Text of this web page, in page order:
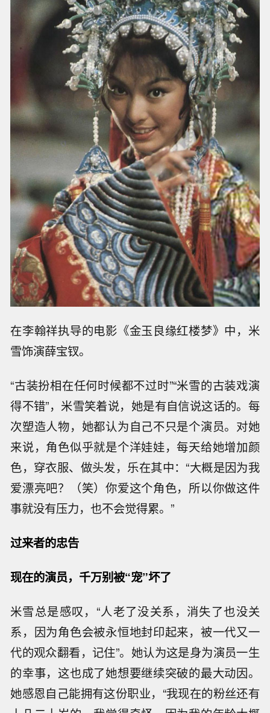
在李翰祥执导的电影《金玉良缘红楼梦》中，米
雪饰演薛宝钗。
“古装扮相在任何时候都不过时”“米雪的古装戏演
得不错”，米雪笑着说，她是有自信说这话的。每
次塑造人物，她都认为自己不只是个演员。对她
来说，角色似乎就是个洋娃娃，每天给她增加颜
色，穿衣服、做头发，乐在其中：“大概是因为我
爱漂亮吧？（笑）你爱这个角色，所以你做这件
事就没有压力，也不会觉得累。”
过来者的忠告
现在的演员，千万别被“宠”坏了
米雪总是感叹，“人老了没关系，消失了也没关
系，因为角色会被永恒地封印起来，被一代又一
代的观众翻看，记住”。她认为这是身为演员一生
的幸事，这也成了她想要继续突破的最大动因。
她感恩自己能拥有这份职业，“我现在的粉丝还有